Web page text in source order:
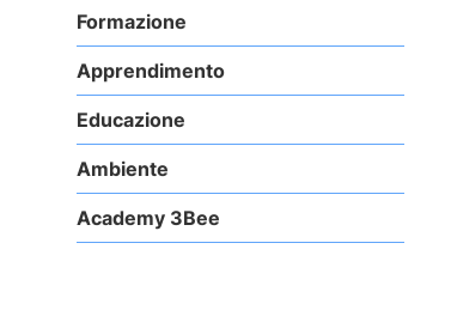
Formazione
Apprendimento
Educazione
Ambiente
Academy 3Bee